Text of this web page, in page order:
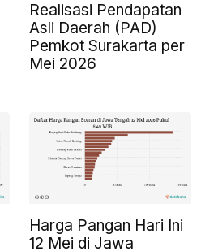
Realisasi Pendapatan
Asli Daerah (PAD)
Pemkot Surakarta per
Mei 2026
Harga Pangan Hari Ini
12 Mei di Jawa